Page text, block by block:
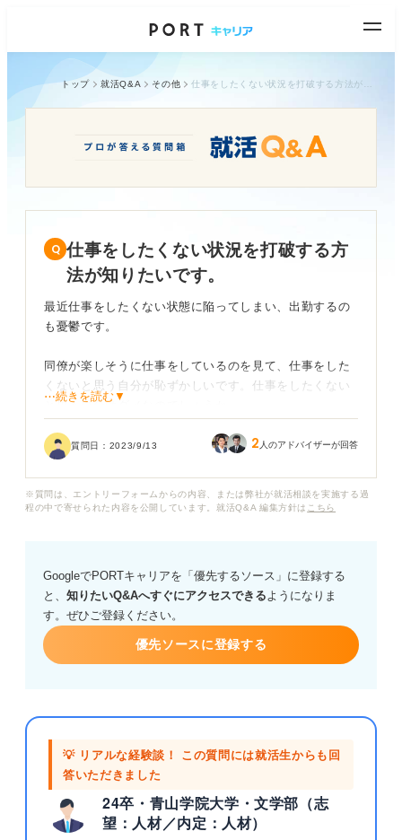
トップ 就活Q&A その他
仕事をしたくない状況を打破する方
法が知りたいです。
最近仕事をしたくない状態に陥ってしまい、出勤するの
も憂鬱です。
同僚が楽しそうに仕事をしているのを見て、仕事をした
くないと思う自分が恥ずかしいです。仕事をしたくない
と思う自分はダメなのでしょうか......。
この状況で仕事を続けるのはつらいので、原因を究明し
が知りたいです。
てはいけない行動などがあれば、そちらも併せて教えて
いただきたいです。
よろしくお願いします。
⋯続きを読む▼
質問日： 2023/9/13 2 人のアドバイザーが回答
※質問は、エントリーフォームからの内容、または弊社が就活相談を実施する過
程の中で寄せられた内容を公開しています。就活Q&A 編集方針は こちら
GoogleでPORTキャリアを「優先するソース」に登録する
と、 知りたいQ&Aへすぐにアクセスできるようになりま
す。ぜひご登録ください。
優先ソースに登録する
💡 リアルな経験談！ この質問には就活生からも回
答いただきました
24卒・青山学院大学・文学部（志
望：人材／内定：人材）